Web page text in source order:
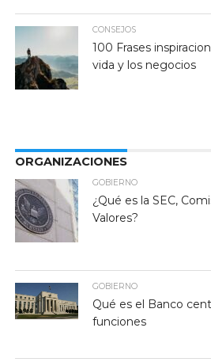
CONSEJOS
100 Frases
vida y los negocios
ORGANIZACIONES
GOBIERNO
¿Qué es la SEC,
Valores?
GOBIERNO
Qué es el Banco
funciones